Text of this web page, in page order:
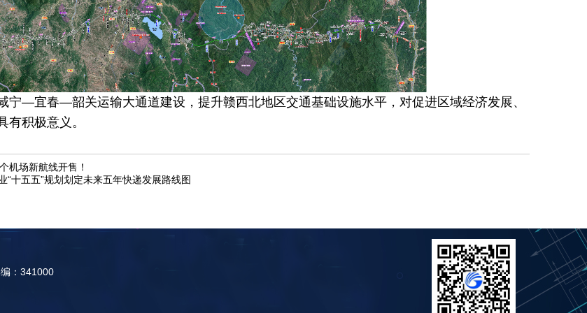
宁—宜春—韶关运输大通道建设，提升赣西北地区交通基础设施水平，对促进区域经济发展、
有积极意义。
机场新航线开售！
“十五五”规划划定未来五年快递发展路线图
：341000